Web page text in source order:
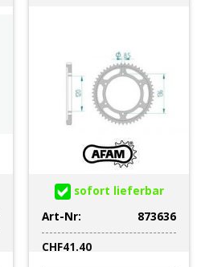
sofort lieferbar
Art-Nr:
873636
CHF41.40